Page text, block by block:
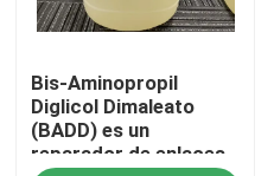
Hogar
Productos
Vídeos
Bis-Aminopropil
Diglicol Dimaleato
(BADD) es un
reparador de enlaces